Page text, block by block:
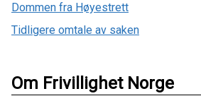
Dommen fra Høyestrett
Tidligere omtale av saken
Om Frivillighet Norge